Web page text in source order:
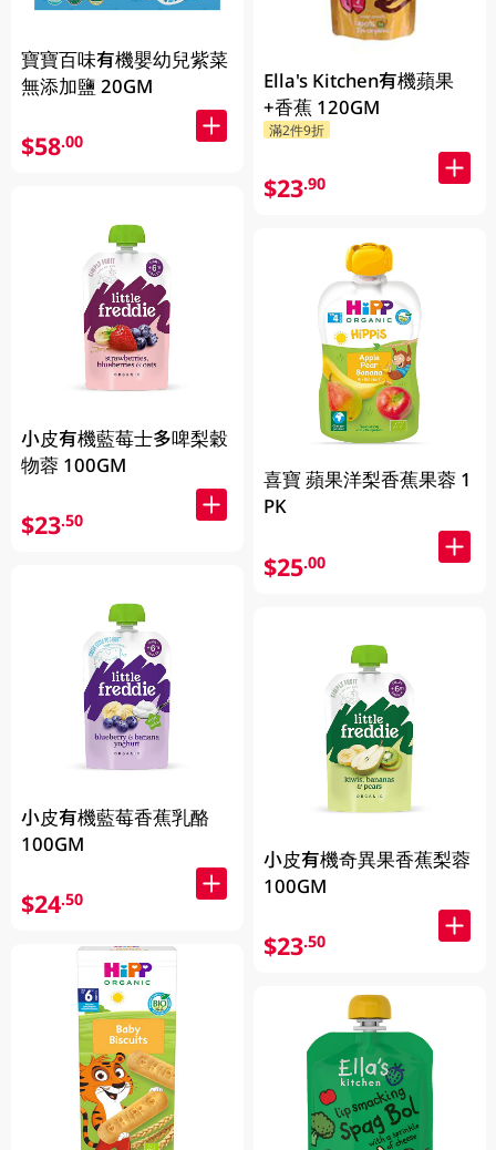
寶寶百味有機嬰幼兒紫菜
無添加鹽 20GM
$58.00
小皮有機藍莓士多啤梨穀
物蓉 100GM
$23.50
小皮有機藍莓香蕉乳酪
100GM
$24.50
Ella's Kitchen有機蘋果
+香蕉 120GM
滿2件9折
$23.90
喜寶 蘋果洋梨香蕉果蓉 1
PK
$25.00
小皮有機奇異果香蕉梨蓉
100GM
$23.50